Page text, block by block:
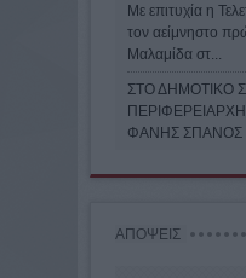
Mε επιτυχία η
τον αείμνηστο
Μαλαμίδα στ...
ΣΤΟ ΔΗΜΟΤΙΚΟ
ΦΑΝΗΣ ΣΠΑΝΟΣ
ΑΠΟΨΕΙΣ